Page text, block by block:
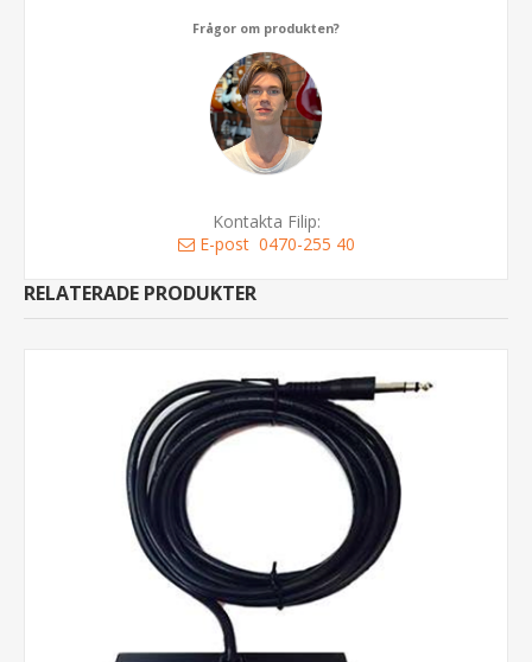
Frågor om produkten?
Kontakta Filip:
E-post 0470-255 40
RELATERADE PRODUKTER